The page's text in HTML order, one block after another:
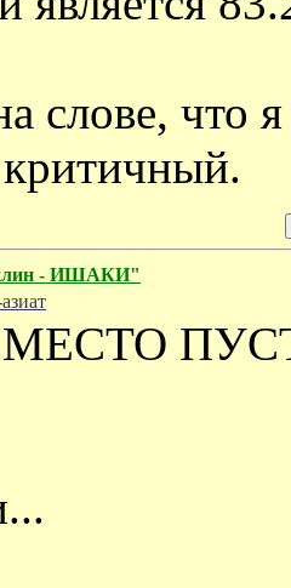
слове, что
- ИШАКИ"